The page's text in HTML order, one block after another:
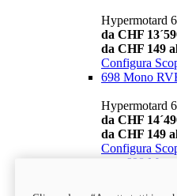
Hypermotard
da CHF
da CHF 149
Configura
698 Mono
Hypermotard
da CHF
da CHF 149
Configura
698 Mono
Hypermotard